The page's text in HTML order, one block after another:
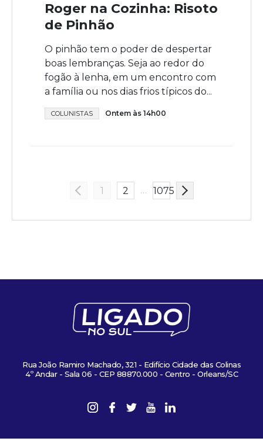
Roger na Cozinha: Risoto
de Pinhão
O pinhão tem o poder de despertar
boas lembranças. Seja ao redor do
fogão à lenha, em um encontro com
a família ou nos dias frios típicos do...
COLUNISTAS Ontem às 14h00
1 2 … 1075
Rua João Ramiro Machado, 321 - Edifício Cidade das Colinas
4º Andar - Sala 06 - CEP 88870.000 - Centro - Orleans/SC